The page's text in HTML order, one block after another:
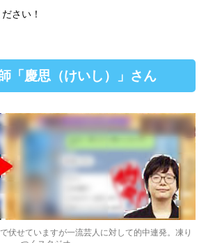
さい！
「慶思（けいし）」さん
伏せていますが一流芸人に対して的中連発。凍り